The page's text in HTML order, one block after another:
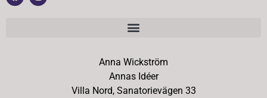
Anna Wickström
Annas Idéer
Villa Nord, Sanatorievägen 33